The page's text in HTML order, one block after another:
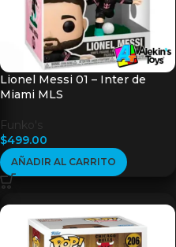
Lionel Messi 01 – Inter de
Miami MLS
Funko's
$499.00
AÑADIR AL CARRITO